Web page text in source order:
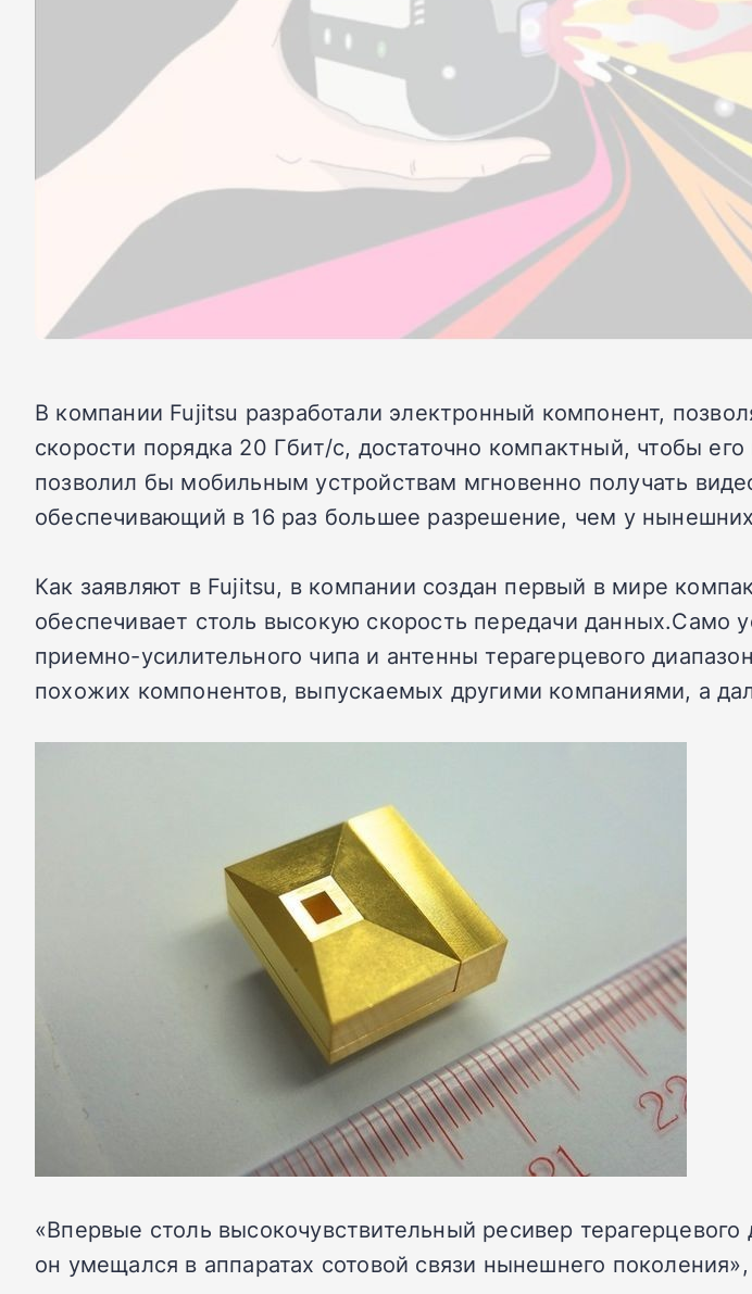
В компании Fujitsu разработали электронный компонент,
скорости порядка 20 Гбит/с, достаточно компактный, чтобы
позволил бы мобильным устройствам мгновенно получать
обеспечивающий в 16 раз большее разрешение, чем у
Как заявляют в Fujitsu, в компании создан первый в мире
обеспечивает столь высокую скорость передачи данных.Само
приемно-усилительного чипа и антенны терагерцевого
похожих компонентов, выпускаемых другими компаниями, а
«Впервые столь высокочувствительный ресивер
он умещался в аппаратах сотовой связи нынешнего